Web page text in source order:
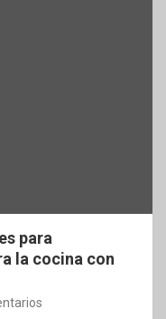
para
la cocina con